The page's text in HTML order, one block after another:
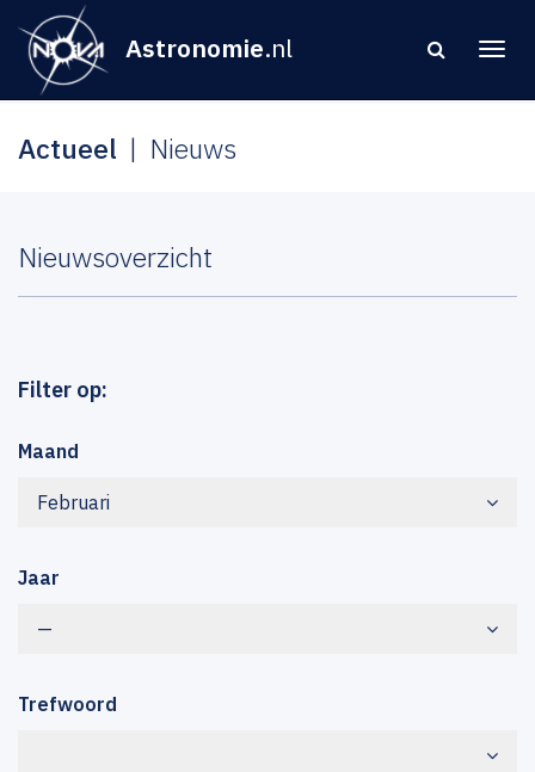
Astronomie.nl
Actueel Nieuws
Nieuwsoverzicht
Filter op:
Maand
Februari
Jaar
—
Trefwoord